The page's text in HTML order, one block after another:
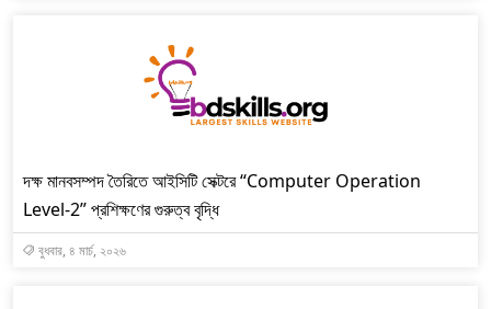
দক্ষ মানবসম্পদ তৈরিতে আইসিটি সেক্টরে “Computer Operation
Level-2” প্রশিক্ষণের গুরুত্ব বৃদ্ধি
বুধবার, ৪ মার্চ, ২০২৬